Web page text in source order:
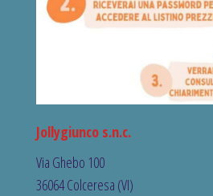
Jollygiunco s.n.c.
Via Ghebo 100
36064 Colceresa (VI)